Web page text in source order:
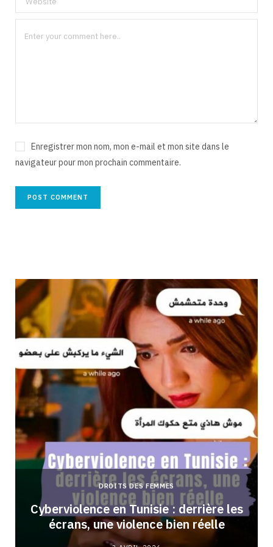
Enregistrer mon nom, mon e-mail et mon site dans le
navigateur pour mon prochain commentaire.
DROITS DES FEMMES
Cyberviolence en Tunisie : derrière les
écrans, une violence bien réelle